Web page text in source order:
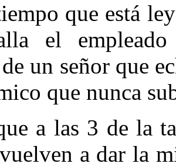
que está
el
un señor que
que nunca
a las 3 de la
a dar la